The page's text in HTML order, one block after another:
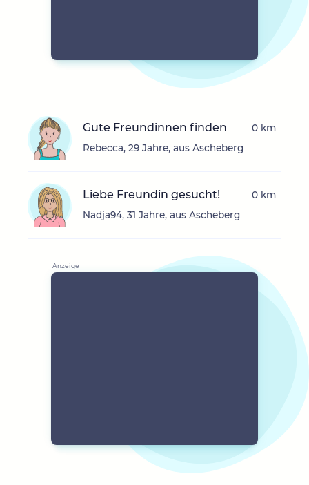
Gute Freundinnen finden
Rebecca, 29 Jahre, aus Ascheberg
0 km
Liebe Freundin gesucht!
Nadja94, 31 Jahre, aus Ascheberg
0 km